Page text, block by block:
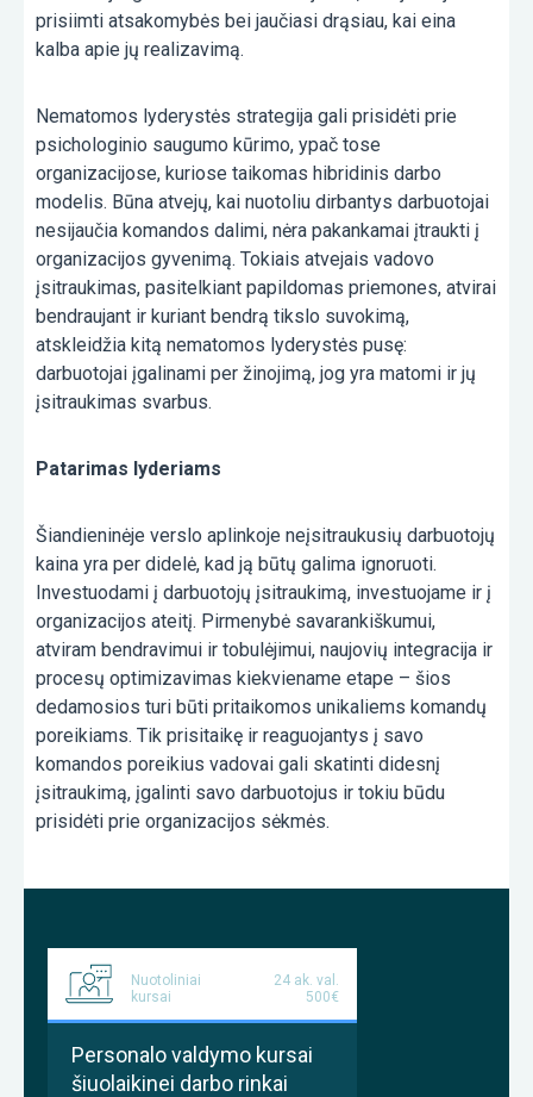
prisiimti atsakomybės bei jaučiasi drąsiau, kai eina
kalba apie jų realizavimą.
Nematomos lyderystės strategija gali prisidėti prie
psichologinio saugumo kūrimo, ypač tose
organizacijose, kuriose taikomas hibridinis darbo
modelis. Būna atvejų, kai nuotoliu dirbantys darbuotojai
nesijaučia komandos dalimi, nėra pakankamai įtraukti į
organizacijos gyvenimą. Tokiais atvejais vadovo
įsitraukimas, pasitelkiant papildomas priemones, atvirai
bendraujant ir kuriant bendrą tikslo suvokimą,
atskleidžia kitą nematomos lyderystės pusę:
darbuotojai įgalinami per žinojimą, jog yra matomi ir jų
įsitraukimas svarbus.
Patarimas lyderiams
Šiandieninėje verslo aplinkoje neįsitraukusių darbuotojų
kaina yra per didelė, kad ją būtų galima ignoruoti.
Investuodami į darbuotojų įsitraukimą, investuojame ir į
organizacijos ateitį. Pirmenybė savarankiškumui,
atviram bendravimui ir tobulėjimui, naujovių integracija ir
procesų optimizavimas kiekviename etape – šios
dedamosios turi būti pritaikomos unikaliems komandų
poreikiams. Tik prisitaikę ir reaguojantys į savo
komandos poreikius vadovai gali skatinti didesnį
įsitraukimą, įgalinti savo darbuotojus ir tokiu būdu
prisidėti prie organizacijos sėkmės.
Nuotoliniai
kursai
24 ak. val.
500€
Personalo valdymo kursai
šiuolaikinei darbo rinkai